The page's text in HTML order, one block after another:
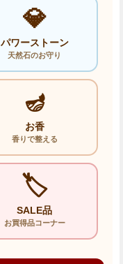
💎
パワーストーン
天然石のお守り
🪔
お香
香りで整える
🏷️
SALE品
お買得品コーナー